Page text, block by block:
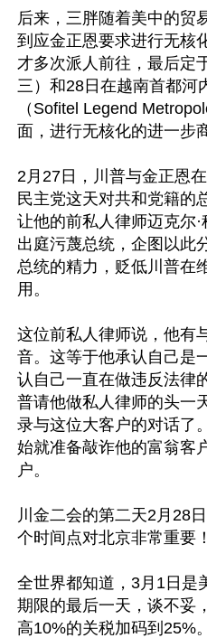
后来，三胖随着美中的贸
到应金正恩要求进行无核
才多次派人前往，最后定
三）和28日在越南首都河
（Sofitel Legend
面，进行无核化的进一步
2月27日，川普与金正恩
民主党这天对共和党籍的
让他的前私人律师迈克尔·
出庭污蔑总统，企图以此
总统的精力，贬低川普在
用。
这位前私人律师说，他有
音。这等于他承认自己是
认自己一直在做违反法律
普请他做私人律师的头一
录与这位大客户的对话了
始就准备敲诈他的富翁客
户。
川金二会的第二天2月28
个时间点对北京非常重要！
全世界都知道，3月1日是
期限的最后一天，谈不妥
高10%的关税加码到25%